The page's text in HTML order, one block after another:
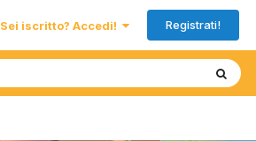
Sei iscritto? Accedi! Registrati!